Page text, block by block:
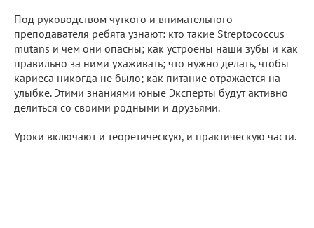
Под руководством чуткого и внимательного
преподавателя ребята узнают: кто такие Streptococcus
mutans и чем они опасны; как устроены наши зубы и как
правильно за ними ухаживать; что нужно делать, чтобы
кариеса никогда не было; как питание отражается на
улыбке. Этими знаниями юные Эксперты будут активно
делиться со своими родными и друзьями.
Уроки включают и теоретическую, и практическую части.